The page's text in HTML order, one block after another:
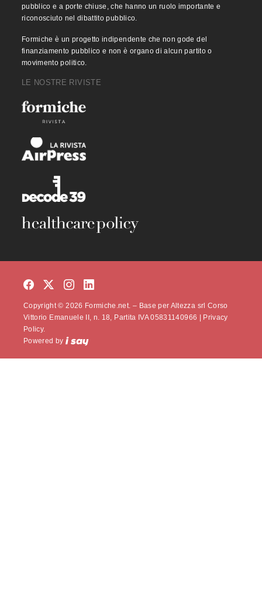
pubblico e a porte chiuse, che hanno un ruolo importante e
riconosciuto nel dibattito pubblico.
Formiche è un progetto indipendente che non gode del
finanziamento pubblico e non è organo di alcun partito o
movimento politico.
LE NOSTRE RIVISTE
Copyright © 2026 Formiche.net. – Base per Altezza srl Corso
Vittorio Emanuele II, n. 18, Partita IVA 05831140966 |
Privacy
Policy.
Powered by